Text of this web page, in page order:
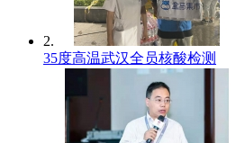
2.
35度高温武汉全员核酸检测